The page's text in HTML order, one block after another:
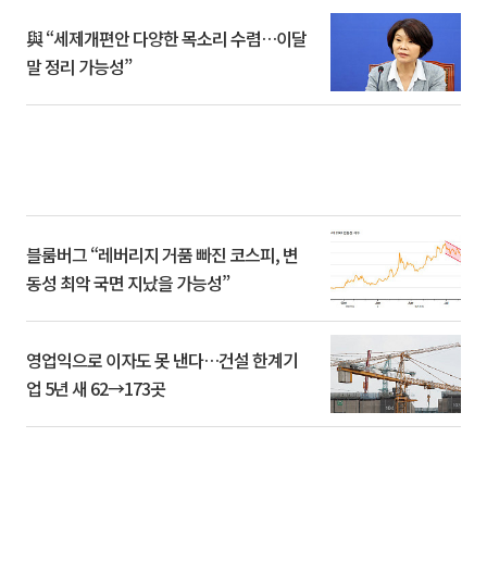
與 “세제개편안 다양한 목소리 수렴…이달
말 정리 가능성”
블룸버그 “레버리지 거품 빠진 코스피, 변
동성 최악 국면 지났을 가능성”
영업익으로 이자도 못 낸다…건설 한계기
업 5년 새 62→173곳